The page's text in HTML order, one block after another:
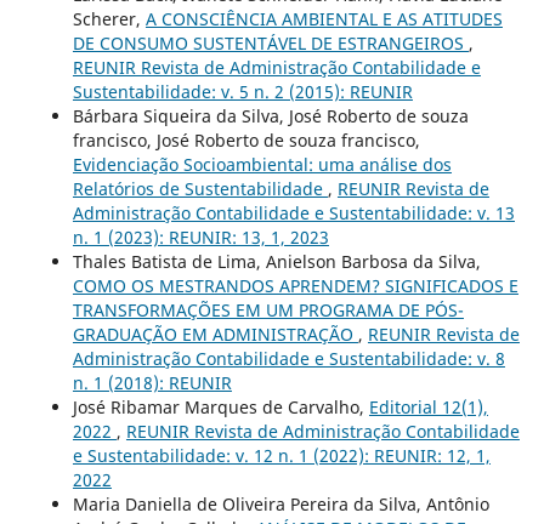
Scherer, A CONSCIÊNCIA AMBIENTAL E AS ATITUDES
DE CONSUMO SUSTENTÁVEL DE ESTRANGEIROS ,
REUNIR Revista de Administração Contabilidade e
Sustentabilidade: v. 5 n. 2 (2015): REUNIR
Bárbara Siqueira da Silva, José Roberto de souza
francisco, José Roberto de souza francisco,
Evidenciação Socioambiental: uma análise dos
Relatórios de Sustentabilidade , REUNIR Revista de
Administração Contabilidade e Sustentabilidade: v. 13
n. 1 (2023): REUNIR: 13, 1, 2023
Thales Batista de Lima, Anielson Barbosa da Silva,
COMO OS MESTRANDOS APRENDEM? SIGNIFICADOS E
TRANSFORMAÇÕES EM UM PROGRAMA DE PÓS-
GRADUAÇÃO EM ADMINISTRAÇÃO , REUNIR Revista de
Administração Contabilidade e Sustentabilidade: v. 8
n. 1 (2018): REUNIR
José Ribamar Marques de Carvalho, Editorial 12(1),
2022 , REUNIR Revista de Administração Contabilidade
e Sustentabilidade: v. 12 n. 1 (2022): REUNIR: 12, 1,
2022
Maria Daniella de Oliveira Pereira da Silva, Antônio